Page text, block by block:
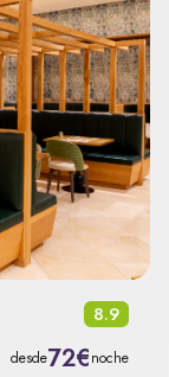
8.9
desde72€noche